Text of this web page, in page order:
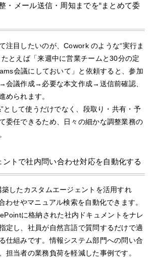
・メール送信・周知までを“まとめて委
注目したいのが、Cowork のような“実行ま
とえば「来週中に営業チームと30分の定
会議にしておいて」と依頼すると、参加
会議作成→必要な本文作成→送信前確認、
められます。
として使うだけでなく、段取り・共有・予
委任できるため、日々の細かな調整業務の
ントで社内問い合わせ対応を自動化する
したカスタムエージェントを活用すれ
わせやマニュアル検索を自動化できます。
に格納された社内ドキュメントをナレ
定し、社員が自然言語で質問するだけで適
仕組みです。情報システム部門への問い合
担当者の業務負荷を軽減した事例です。